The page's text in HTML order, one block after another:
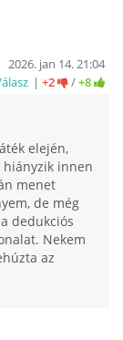
2026. jan 14. 21:04
+2 /+8
elején,
innen
menet
de még
dedukciós
Nekem
az